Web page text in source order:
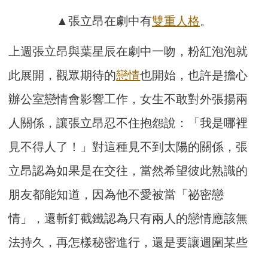
▲張立昂在劇中有雙重人格。
上週張立昂與葉星辰在劇中一吻，粉紅泡泡就
此展開，觀眾期待的戀情也開始，也許是擔心
辦公室戀情會影響工作，女生不敢對外張揚兩
人關係，讓張立昂忍不住抱怨說：「我是哪裡
見不得人了！」對這種見不到太陽的關係，張
立昂認為如果是在交往，當然希望彼此熟識的
朋友都能知道，因為他不愛被當「祕密戀
情」，還斬釘截鐵認為只有兩人的戀情應該無
法持久，再怎樣秘密進行，還是要讓週圍某些